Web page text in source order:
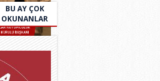
BU AY ÇOK
OKUNANLAR